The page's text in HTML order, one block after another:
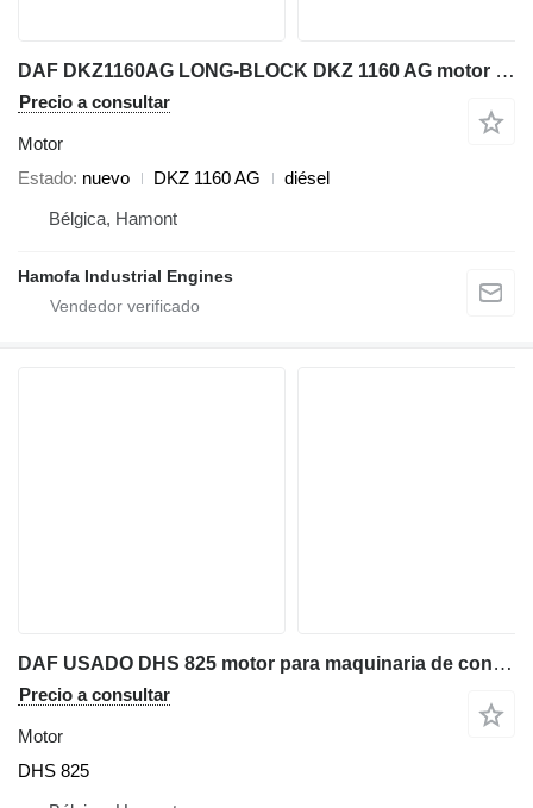
DAF DKZ1160AG LONG-BLOCK DKZ 1160 AG motor para maquinaria de construcción
Precio a consultar
Motor
Estado nuevo DKZ 1160 AG
diésel
Bélgica, Hamont
Hamofa Industrial Engines
DAF USADO DHS 825 motor para maquinaria de construcción
Precio a consultar
Motor
DHS 825